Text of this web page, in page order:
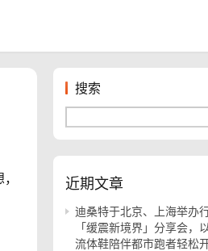
搜索
近期文章
迪桑特于北京、上海举办
「缓震新境界」分享会，
流体鞋陪伴都市跑者轻松